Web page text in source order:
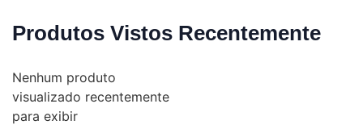
Produtos Vistos Recentemente
Nenhum produto
visualizado recentemente
para exibir